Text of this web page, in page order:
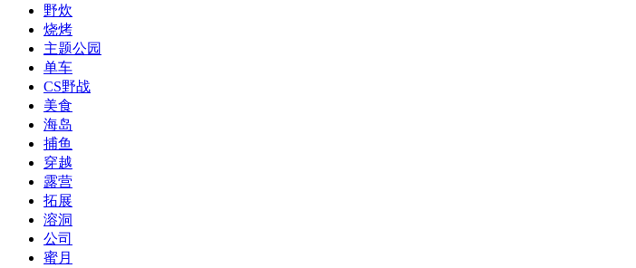
野炊
烧烤
主题公园
单车
CS野战
美食
海岛
捕鱼
穿越
露营
拓展
溶洞
公司
蜜月